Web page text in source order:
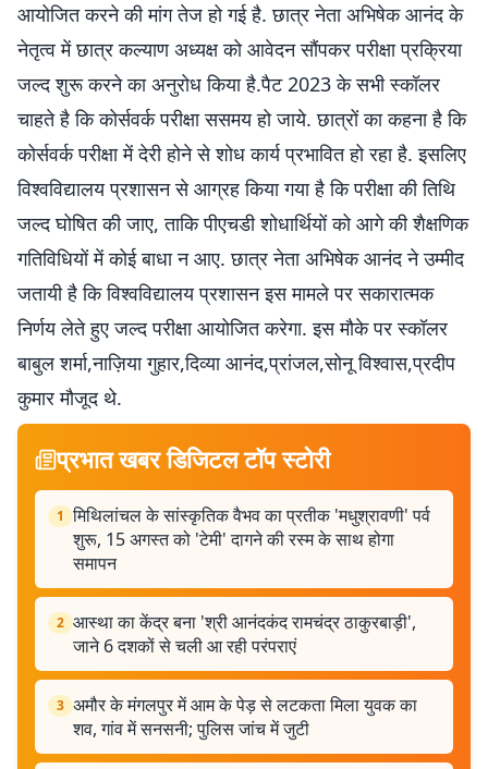
आयोजित करने की मांग तेज हो गई है. छात्र नेता अभिषेक आनंद के
नेतृत्व में छात्र कल्याण अध्यक्ष को आवेदन सौंपकर परीक्षा प्रक्रिया
जल्द शुरू करने का अनुरोध किया है.पैट 2023 के सभी स्कॉलर
चाहते है कि कोर्सवर्क परीक्षा ससमय हो जाये. छात्रों का कहना है कि
कोर्सवर्क परीक्षा में देरी होने से शोध कार्य प्रभावित हो रहा है. इसलिए
विश्वविद्यालय प्रशासन से आग्रह किया गया है कि परीक्षा की तिथि
जल्द घोषित की जाए, ताकि पीएचडी शोधार्थियों को आगे की शैक्षणिक
गतिविधियों में कोई बाधा न आए. छात्र नेता अभिषेक आनंद ने उम्मीद
जतायी है कि विश्वविद्यालय प्रशासन इस मामले पर सकारात्मक
निर्णय लेते हुए जल्द परीक्षा आयोजित करेगा. इस मौके पर स्कॉलर
बाबुल शर्मा,नाज़िया गुहार,दिव्या आनंद,प्रांजल,सोनू विश्वास,प्रदीप
कुमार मौजूद थे.
प्रभात खबर डिजिटल टॉप स्टोरी
1 मिथिलांचल के सांस्कृतिक वैभव का प्रतीक 'मधुश्रावणी' पर्व
शुरू, 15 अगस्त को 'टेमी' दागने की रस्म के साथ होगा
समापन
2 आस्था का केंद्र बना 'श्री आनंदकंद रामचंद्र ठाकुरबाड़ी',
जाने 6 दशकों से चली आ रही परंपराएं
3 अमौर के मंगलपुर में आम के पेड़ से लटकता मिला युवक का
शव, गांव में सनसनी; पुलिस जांच में जुटी